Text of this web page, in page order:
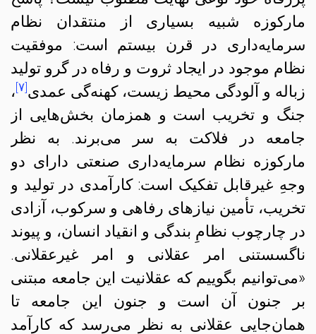
مارکوزه شبیه بسیاری از منتقدان نظام
سرمایه‌داری در قرن بیستم است: موفقیت
نظام موجود در ایجاد ثروت و رفاه در گرو تولید
زباله و آلودگی محیط زیست، کهنه‌گی عمدی[۷]،
جنگ و تخریب است و همزمان بخش‌هایی از
جامعه در فلاکت به سر می‌برند. به نظر
مارکوزه نظام سرمایه‌داری صنعتی دارای دو
وجهِ غیرقابل تفکیک است: کارآمدی در تولید و
تخریب، تأمین نیازهای رفاهی و سرکوب، آزادی
در چارچوب نظامِ بندگی و انقیاد انسان، و پیوند
ناگسستنی امر عقلانی و امر غیرعقلانی.
«می‌توانیم بگوییم که عقلانیت این جامعه مبتنی
بر جنون آن است و جنون این جامعه تا
همان‌جایی عقلانی به نظر می‌رسد که کارآمد